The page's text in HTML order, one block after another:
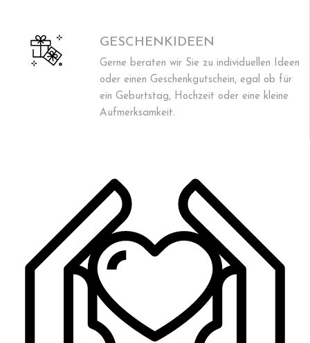
GESCHENKIDEEN
Gerne beraten wir Sie zu individuellen Ideen
oder einen Geschenkgutschein, egal ob für
ein Geburtstag, Hochzeit oder eine kleine
Aufmerksamkeit.